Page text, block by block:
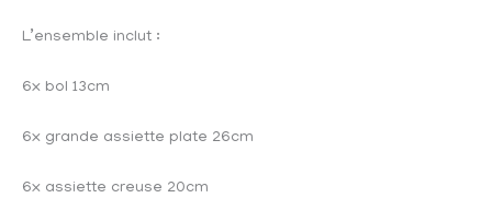
L’ensemble inclut :
6x bol 13cm
6x grande assiette plate 26cm
6x assiette creuse 20cm